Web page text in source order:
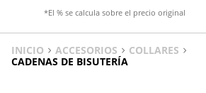
*El % se calcula sobre el precio original
INICIO ACCESORIOS
COLLARES
CADENAS DE BISUTERÍA